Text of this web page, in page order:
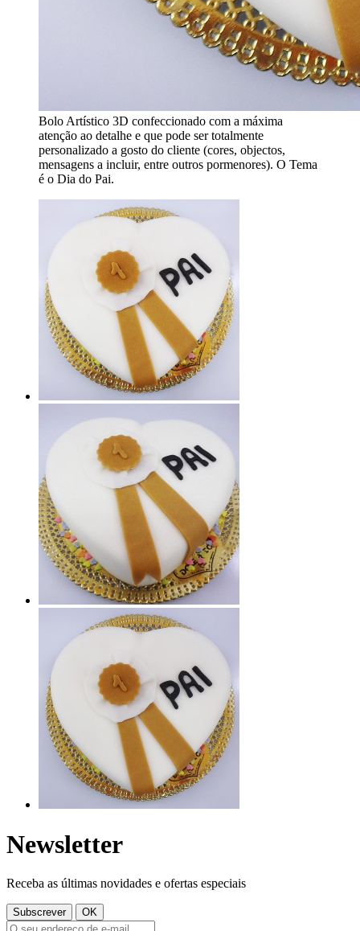
Bolo Artístico 3D confeccionado com a máxima
atenção ao detalhe e que pode ser totalmente
personalizado a gosto do cliente (cores, objectos,
mensagens a incluir, entre outros pormenores). O Tema
é o Dia do Pai.
Newsletter
Receba as últimas novidades e ofertas especiais